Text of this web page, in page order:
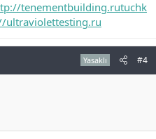
tenementbuilding.rutuchk
ultraviolettesting.ru
Yasaklı #4